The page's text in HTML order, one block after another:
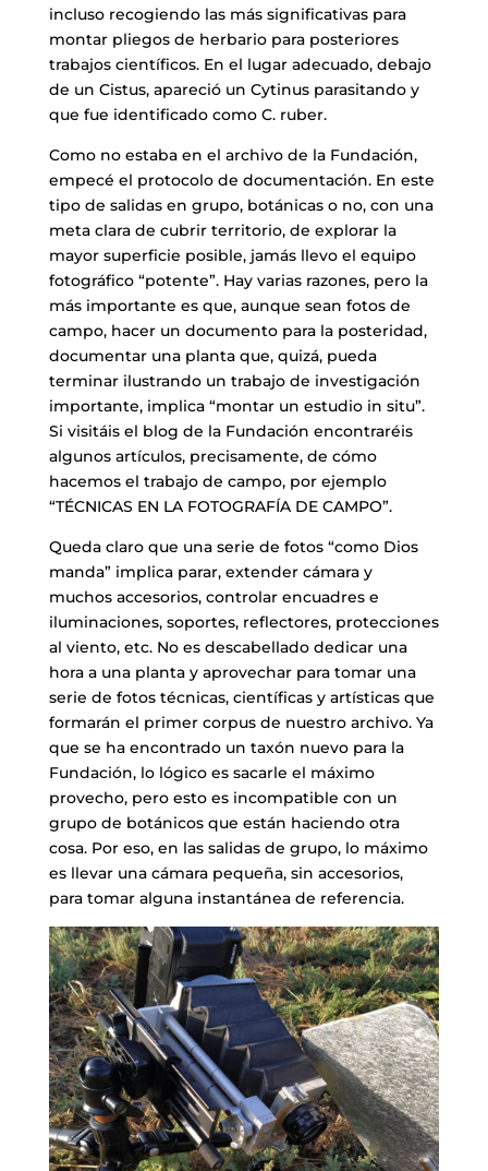
incluso recogiendo las más significativas para
montar pliegos de herbario para posteriores
trabajos científicos. En el lugar adecuado, debajo
de un Cistus, apareció un Cytinus parasitando y
que fue identificado como C. ruber.
Como no estaba en el archivo de la Fundación,
empecé el protocolo de documentación. En este
tipo de salidas en grupo, botánicas o no, con una
meta clara de cubrir territorio, de explorar la
mayor superficie posible, jamás llevo el equipo
fotográfico “potente”. Hay varias razones, pero la
más importante es que, aunque sean fotos de
campo, hacer un documento para la posteridad,
documentar una planta que, quizá, pueda
terminar ilustrando un trabajo de investigación
importante, implica “montar un estudio in situ”.
Si visitáis el blog de la Fundación encontraréis
algunos artículos, precisamente, de cómo
hacemos el trabajo de campo, por ejemplo
“TÉCNICAS EN LA FOTOGRAFÍA DE CAMPO”.
Queda claro que una serie de fotos “como Dios
manda” implica parar, extender cámara y
muchos accesorios, controlar encuadres e
iluminaciones, soportes, reflectores, protecciones
al viento, etc. No es descabellado dedicar una
hora a una planta y aprovechar para tomar una
serie de fotos técnicas, científicas y artísticas que
formarán el primer corpus de nuestro archivo. Ya
que se ha encontrado un taxón nuevo para la
Fundación, lo lógico es sacarle el máximo
provecho, pero esto es incompatible con un
grupo de botánicos que están haciendo otra
cosa. Por eso, en las salidas de grupo, lo máximo
es llevar una cámara pequeña, sin accesorios,
para tomar alguna instantánea de referencia.